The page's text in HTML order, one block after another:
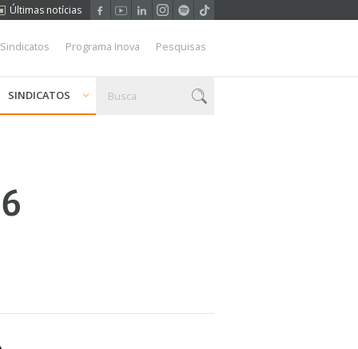
Últimas notícias
Programa Inova Pesquisas
SINDICATOS